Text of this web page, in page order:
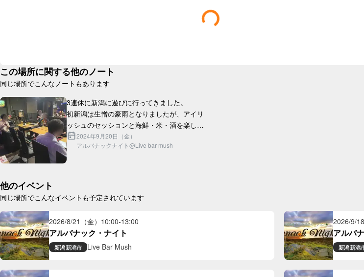
この場所に関する他のノート
同じ場所でこんなノートもあります
3連休に新潟に遊びに行ってきました。
初新潟は生憎の豪雨となりましたが、アイリ
ッシュのセッションと海鮮・米・酒を楽しむ
という目的は達成できたので最高です。
朝からご飯を2杯おかわりしたのは人生初か
もし...
2024年9月20日（金）
アルバナックナイト@Live bar mush
他のイベント
同じ場所でこんなイベントも予定されています
2026/8/21（金） 10:00-13:00
アルバナック・ナイト
新潟新潟市 Live Bar Mush
2026/9/18
アルバ
新潟新潟